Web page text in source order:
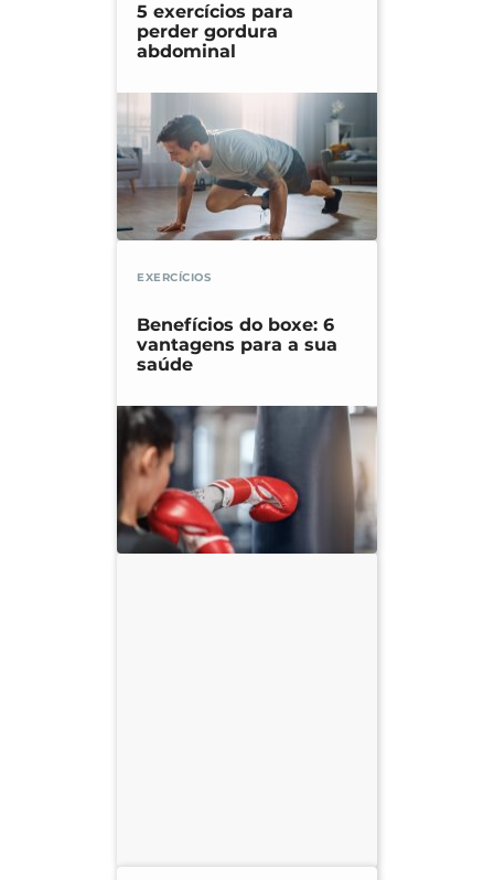
5 exercícios para
perder gordura
abdominal
EXERCÍCIOS
Benefícios do boxe: 6
vantagens para a sua
saúde